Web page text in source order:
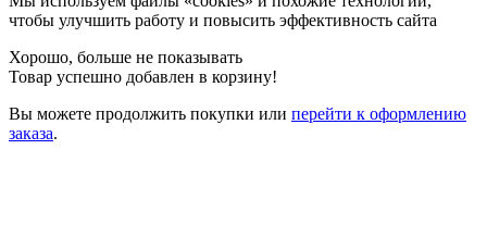
чтобы улучшить работу и повысить эффективность сайта
Хорошо, больше не показывать
Товар успешно добавлен в корзину!
Вы можете продолжить покупки или перейти к оформлению
заказа.